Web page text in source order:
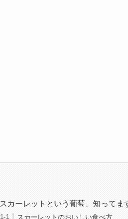
スカーレットという葡萄、知ってま
スカーレットのおいしい食べ方